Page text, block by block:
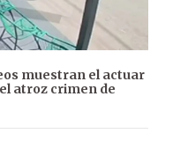
muestran el actuar
atroz crimen de